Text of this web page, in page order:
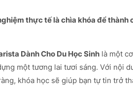
thực tế là chìa khóa để thành
Dành Cho Du Học Sinh là một
một tương lai tươi sáng. Với nội
khóa học sẽ giúp bạn tự tin trở